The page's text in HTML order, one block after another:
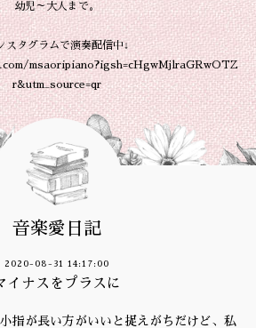
幼児～大人まで。
スタグラムで演奏配信中↓
msaoripiano?igsh=cHgwMjlraGRwOTZ
r&utm_source=qr
音楽愛日記
2020-08-31 14:17:00
イナスをプラスに
指が長い方がいいと捉えがちだけど、私